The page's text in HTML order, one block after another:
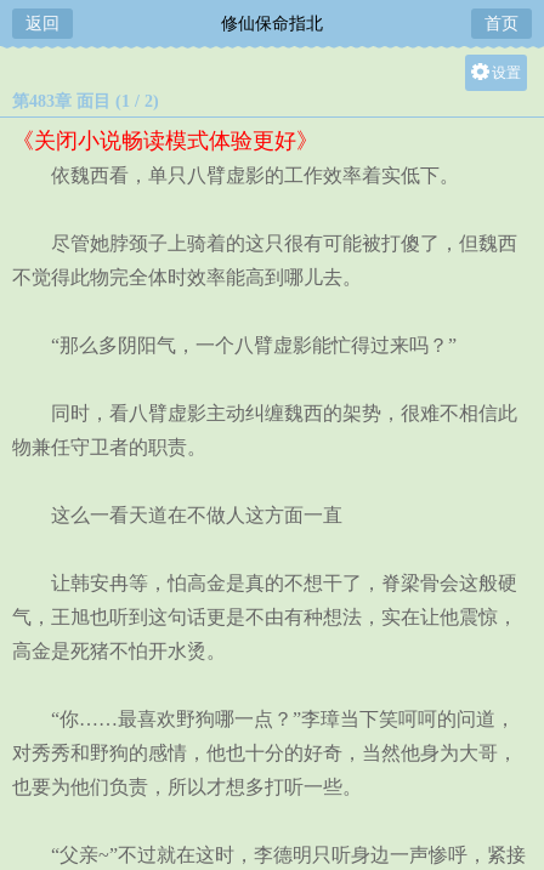
返回 修仙保命指北 首页
设置
第483章 面目 (1 / 2)
《关闭小说畅读模式体验更好》
依魏西看，单只八臂虚影的工作效率着实低下。
尽管她脖颈子上骑着的这只很有可能被打傻了，但魏西
不觉得此物完全体时效率能高到哪儿去。
“那么多阴阳气，一个八臂虚影能忙得过来吗？”
同时，看八臂虚影主动纠缠魏西的架势，很难不相信此
物兼任守卫者的职责。
这么一看天道在不做人这方面一直
让韩安冉等，怕高金是真的不想干了，脊梁骨会这般硬
气，王旭也听到这句话更是不由有种想法，实在让他震惊，
高金是死猪不怕开水烫。
“你……最喜欢野狗哪一点？”李璋当下笑呵呵的问道，
对秀秀和野狗的感情，他也十分的好奇，当然他身为大哥，
也要为他们负责，所以才想多打听一些。
“父亲~”不过就在这时，李德明只听身边一声惨呼，紧接